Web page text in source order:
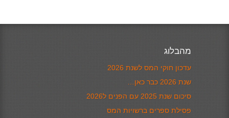
מהבלוג
עדכון חוקי המס לשנת 2026
שנת 2026 כבר כאן…
סיכום שנת 2025 עם הפנים ל2026
פסילת ספרים ברשויות המס